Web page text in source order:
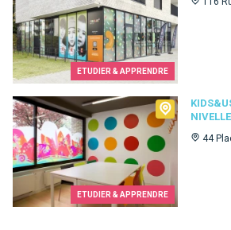
ETUDIER & APPRENDRE
ETUDIER & APPRENDRE
44
Kids&Us language school - Nivelles